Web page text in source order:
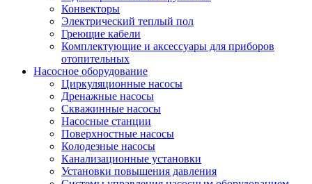
Конвекторы
Электрический теплый пол
Греющие кабели
Комплектующие и аксессуары для приборов
отопительных
Насосное оборудование
Циркуляционные насосы
Дренажные насосы
Скважинные насосы
Насосные станции
Поверхностные насосы
Колодезные насосы
Канализационные установки
Установки повышения давления